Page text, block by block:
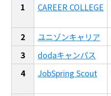
CAREER COLLEGE
ユニゾンキャリア
dodaキャンパス
JobSpring Scout